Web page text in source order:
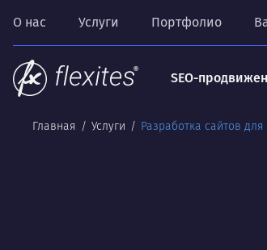
О нас Услуги Портфолио
SEO-
Главная Услуги Разработка сайтов